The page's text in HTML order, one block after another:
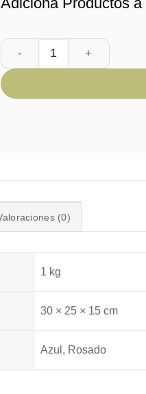
Caja Osito Feliz cantidad
(0)
1 kg
30 × 25 × 15 cm
Azul, Rosado